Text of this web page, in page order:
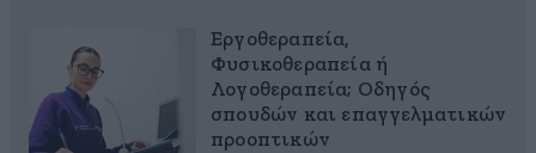
Εργοθεραπεία,
Φυσικοθεραπεία ή
Λογοθεραπεία; Οδηγός
σπουδών και επαγγελματικών
προοπτικών